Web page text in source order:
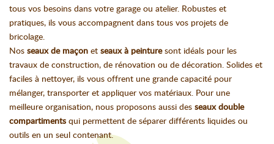
tous vos besoins dans votre garage ou atelier. Robustes et
pratiques, ils vous accompagnent dans tous vos projets de
bricolage.
Nos seaux de maçon et seaux à peinturesont idéals pour les
travaux de construction, de rénovation ou de décoration. Solides et
faciles à nettoyer, ils vous offrent une grande capacité pour
mélanger, transporter et appliquer vos matériaux. Pour une
meilleure organisation, nous proposons aussi des seaux double
compartiments qui permettent de séparer différents liquides ou
outils en un seul contenant.